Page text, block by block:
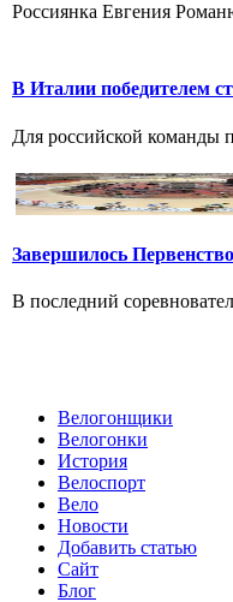
Россиянка Евгения
В Италии победителем
Для российской команды
Завершилось
В последний
Велогонщики
Велогонки
История
Велоспорт
Вело
Новости
Добавить статью
Сайт
Блог